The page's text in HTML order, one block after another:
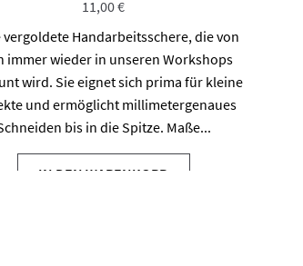
11,00€
vergoldete Handarbeitsschere, die von
immer wieder in unseren Workshops
wird. Sie eignet sich prima für kleine
und ermöglicht millimetergenaues
bis in die Spitze. Maße...
IN DEN WARENKORB